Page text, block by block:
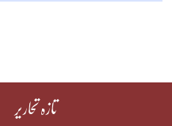
تازہ تحاریر